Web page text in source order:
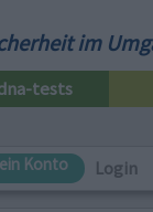
im
tests
Konto Login